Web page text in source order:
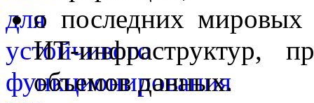
о последних мировых
ИТ-инфраструктур,
объемов данных.